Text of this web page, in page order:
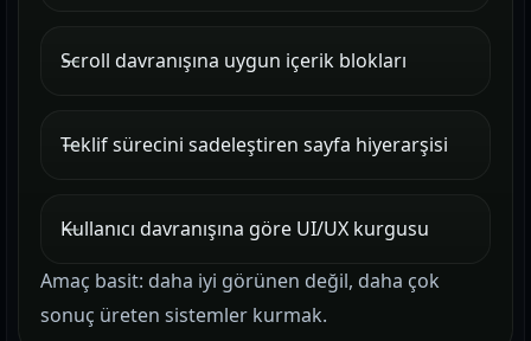
Scroll davranışına uygun içerik blokları
Teklif sürecini sadeleştiren sayfa hiyerarşisi
Kullanıcı davranışına göre UI/UX kurgusu
Amaç basit: daha iyi görünen değil, daha çok
sonuç üreten sistemler kurmak.